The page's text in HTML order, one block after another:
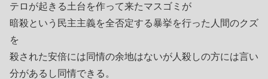
テロが起きる土台を作って来たマスゴミが
暗殺という民主主義を全否定する暴挙を行った人間のクズ
を
殺された安倍には同情の余地はないが人殺しの方には言い
分があるし同情できる。